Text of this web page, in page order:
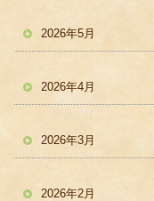
2026年5月
2026年4月
2026年3月
2026年2月